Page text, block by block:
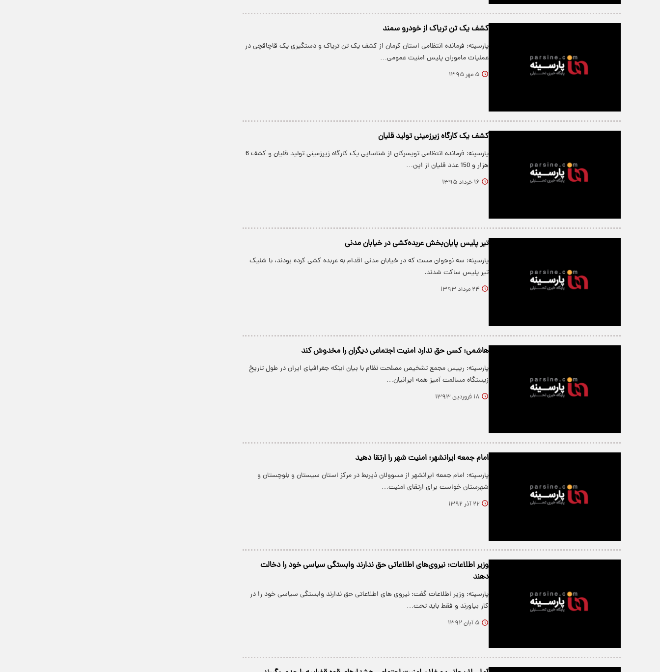
کشف یک تن تریاک از خودرو سمند
پارسینه: فرمانده انتظامی استان کرمان از کشف یک تن تریاک و دستگیری یک قاچاقچی در
عملیات ماموران پلیس امنیت عمومی…
۵ مهر ۱۳۹۵
کشف یک کارگاه زیرزمینی تولید قلیان
پارسینه: فرمانده انتظامی تویسرکان از شناسایی یک کارگاه زیرزمینی تولید قلیان و کشف 6
هزار و 150 عدد قلیان از این…
۱۶ خرداد ۱۳۹۵
تیر پلیس پایان‌بخش عربده‌کشی در خیابان مدنی
پارسینه: سه نوجوان مست که در خیابان مدنی اقدام به عربده کشی کرده بودند، با شلیک
تیر پلیس ساکت شدند.
۲۴ مرداد ۱۳۹۳
هاشمی: کسی حق ندارد امنیت اجتماعی دیگران را مخدوش کند
پارسینه: رییس مجمع تشخیص مصلحت نظام با بیان اینکه جغرافیای ایران در طول تاریخ
زیستگاه مسالمت آمیز همه ایرانیان…
۱۸ فروردین ۱۳۹۳
امام جمعه ایرانشهر: امنیت شهر را ارتقا دهید
پارسینه: امام جمعه ایرانشهر از مسوولان ذیربط در مرکز استان سیستان و بلوچستان و
شهرستان خواست برای ارتقای امنیت…
۲۲ آذر ۱۳۹۲
وزیر اطلاعات: نیروی‌های اطلاعاتی حق ندارند وابستگی سیاسی خود را دخالت
دهند
پارسینه: وزیر اطلاعات گفت: نیروی های اطلاعاتی حق ندارند وابستگی سیاسی خود را در
کار بیاورند و فقط باید تحت…
۵ آبان ۱۳۹۲